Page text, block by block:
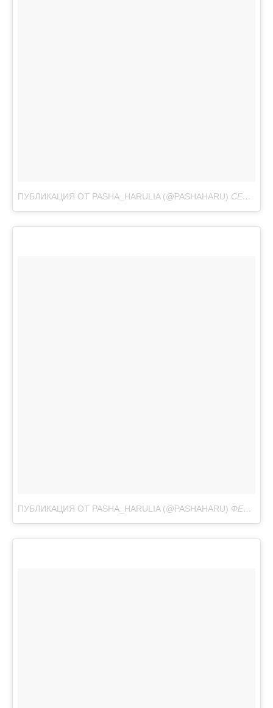
ПУБЛИКАЦИЯ ОТ PASHA_HARULIA (@PASHAHARU) СЕН 22, 2017 AT 9:47 PDT
ПУБЛИКАЦИЯ ОТ PASHA_HARULIA (@PASHAHARU) ФЕВ 8, 2017 AT 11:38 PST